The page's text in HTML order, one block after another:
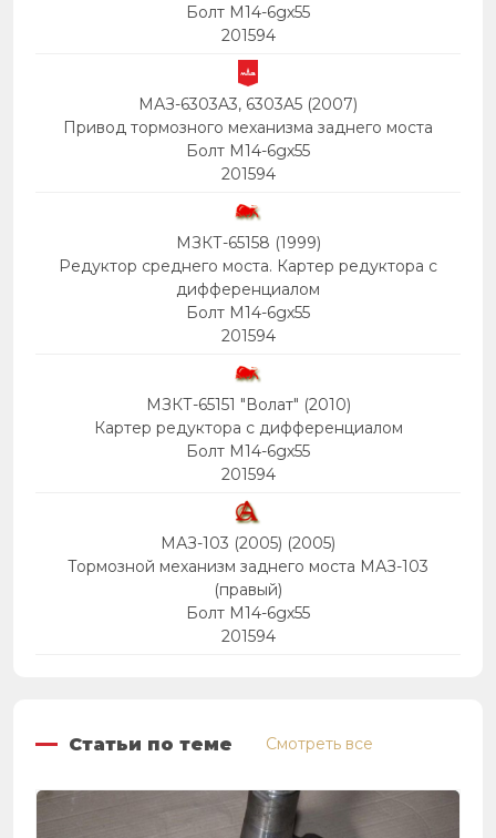
Болт М14-6gх55
201594
МАЗ-6303A3, 6303A5 (2007)
Привод тормозного механизма заднего моста
Болт М14-6gх55
201594
МЗКТ-65158 (1999)
Редуктор среднего моста. Картер редуктора с
дифференциалом
Болт М14-6gх55
201594
МЗКТ-65151 "Волат" (2010)
Картер редуктора с дифференциалом
Болт М14-6gх55
201594
МАЗ-103 (2005) (2005)
Тормозной механизм заднего моста МАЗ-103
(правый)
Болт М14-6gх55
201594
Статьи по теме Смотреть все